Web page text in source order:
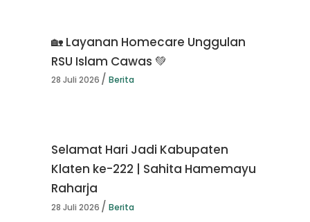
🏡 Layanan Homecare Unggulan
RSU Islam Cawas 💚
28 Juli 2026 Berita
Selamat Hari Jadi Kabupaten
Klaten ke-222 | Sahita Hamemayu
Raharja
28 Juli 2026 Berita